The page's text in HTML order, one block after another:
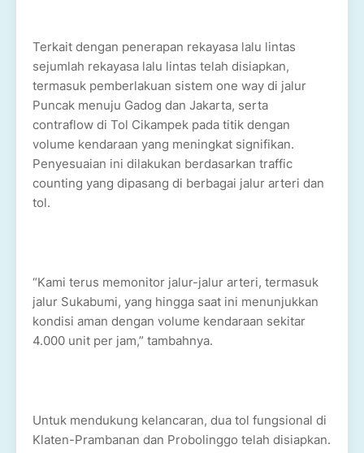
Terkait dengan penerapan rekayasa lalu lintas
sejumlah rekayasa lalu lintas telah disiapkan,
termasuk pemberlakuan sistem one way di jalur
Puncak menuju Gadog dan Jakarta, serta
contraflow di Tol Cikampek pada titik dengan
volume kendaraan yang meningkat signifikan.
Penyesuaian ini dilakukan berdasarkan traffic
counting yang dipasang di berbagai jalur arteri dan
tol.
“Kami terus memonitor jalur-jalur arteri, termasuk
jalur Sukabumi, yang hingga saat ini menunjukkan
kondisi aman dengan volume kendaraan sekitar
4.000 unit per jam,” tambahnya.
Untuk mendukung kelancaran, dua tol fungsional di
Klaten-Prambanan dan Probolinggo telah disiapkan.